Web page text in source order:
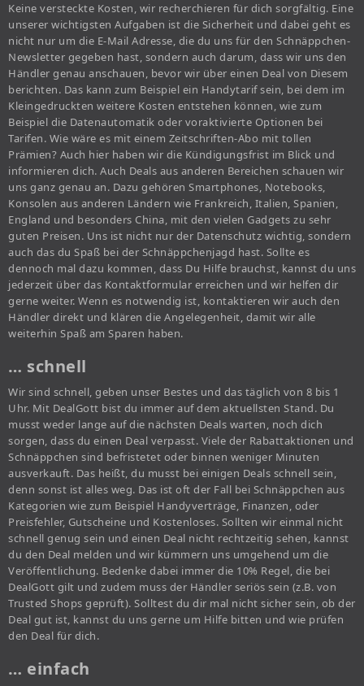
Keine versteckte Kosten, wir recherchieren für dich sorgfältig. Eine
unserer wichtigsten Aufgaben ist die Sicherheit und dabei geht es
nicht nur um die E-Mail Adresse, die du uns für den Schnäppchen-
Newsletter gegeben hast, sondern auch darum, dass wir uns den
Händler genau anschauen, bevor wir über einen Deal von Diesem
berichten. Das kann zum Beispiel ein Handytarif sein, bei dem im
Kleingedruckten weitere Kosten entstehen können, wie zum
Beispiel die Datenautomatik oder voraktivierte Optionen bei
Tarifen. Wie wäre es mit einem Zeitschriften-Abo mit tollen
Prämien? Auch hier haben wir die Kündigungsfrist im Blick und
informieren dich. Auch Deals aus anderen Bereichen schauen wir
uns ganz genau an. Dazu gehören Smartphones, Notebooks,
Konsolen aus anderen Ländern wie Frankreich, Italien, Spanien,
England und besonders China, mit den vielen Gadgets zu sehr
guten Preisen. Uns ist nicht nur der Datenschutz wichtig, sondern
auch das du Spaß bei der Schnäppchenjagd hast. Sollte es
dennoch mal dazu kommen, dass Du Hilfe brauchst, kannst du uns
jederzeit über das Kontaktformular erreichen und wir helfen dir
gerne weiter. Wenn es notwendig ist, kontaktieren wir auch den
Händler direkt und klären die Angelegenheit, damit wir alle
weiterhin Spaß am Sparen haben.
… schnell
Wir sind schnell, geben unser Bestes und das täglich von 8 bis 1
Uhr. Mit DealGott bist du immer auf dem aktuellsten Stand. Du
musst weder lange auf die nächsten Deals warten, noch dich
sorgen, dass du einen Deal verpasst. Viele der Rabattaktionen und
Schnäppchen sind befristetet oder binnen weniger Minuten
ausverkauft. Das heißt, du musst bei einigen Deals schnell sein,
denn sonst ist alles weg. Das ist oft der Fall bei Schnäppchen aus
Kategorien wie zum Beispiel Handyverträge, Finanzen, oder
Preisfehler, Gutscheine und Kostenloses. Sollten wir einmal nicht
schnell genug sein und einen Deal nicht rechtzeitig sehen, kannst
du den Deal melden und wir kümmern uns umgehend um die
Veröffentlichung. Bedenke dabei immer die 10% Regel, die bei
DealGott gilt und zudem muss der Händler seriös sein (z.B. von
Trusted Shops geprüft). Solltest du dir mal nicht sicher sein, ob der
Deal gut ist, kannst du uns gerne um Hilfe bitten und wie prüfen
den Deal für dich.
… einfach